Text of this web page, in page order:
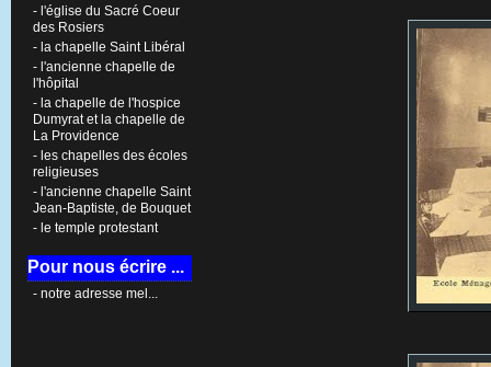
- l'église du Sacré Coeur
des Rosiers
- la chapelle Saint Libéral
- l'ancienne chapelle de
l'hôpital
- la chapelle de l'hospice
Dumyrat et la chapelle de
La Providence
- les chapelles des écoles
religieuses
- l'ancienne chapelle Saint
Jean-Baptiste, de Bouquet
- le temple protestant
Pour nous écrire ...
- notre adresse mel...